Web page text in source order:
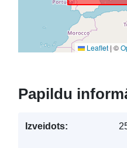
Leaflet |©
Papildu
Izveidots: